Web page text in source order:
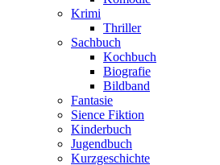
Krimi
Thriller
Sachbuch
Kochbuch
Biografie
Bildband
Fantasie
Sience Fiktion
Kinderbuch
Jugendbuch
Kurzgeschichte